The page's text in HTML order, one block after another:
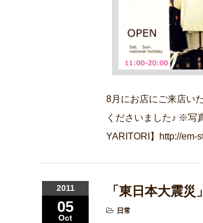
8月にお店にご来店い
くださいました♪ ※写
YARITORI】http://
2011
05
Oct
「東日本大震
日常